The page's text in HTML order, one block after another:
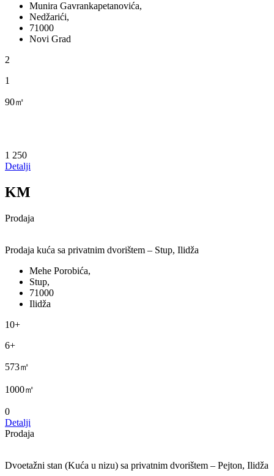
Munira Gavrankapetanovića,
Nedžarići,
71000
Novi Grad
2
1
90㎡
1 250
Detalji
KM
Prodaja
Prodaja kuća sa privatnim dvorištem – Stup, Ilidža
Mehe Porobića,
Stup,
71000
Ilidža
10+
6+
573㎡
1000㎡
0
Detalji
Prodaja
Dvoetažni stan (Kuća u nizu) sa privatnim dvorištem – Pejton, Ilidža